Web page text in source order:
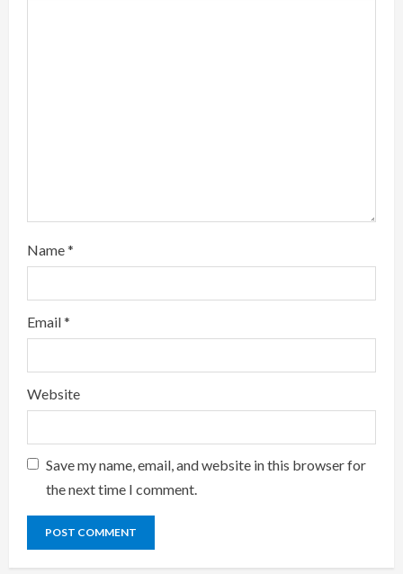
Name*
Email*
Website
Save my name, email, and website in this browser for
the next time I comment.